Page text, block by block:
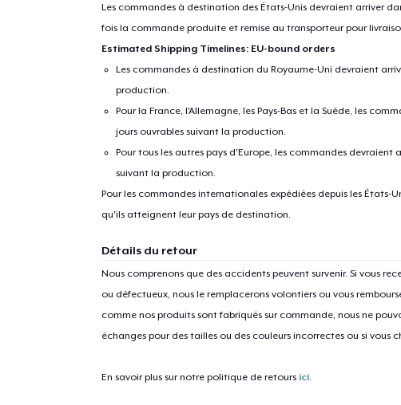
Les commandes à destination des États-Unis devraient arriver
fois la commande produite et remise au transporteur pour
Estimated Shipping Timelines: EU-bound orders
Les commandes à destination du Royaume-Uni devraient
production.
Pour la France, l'Allemagne, les Pays-Bas et la Suède, les
jours ouvrables suivant la production.
Pour tous les autres pays d'Europe, les commandes devraient
suivant la production.
Pour les commandes internationales expédiées depuis les États-
qu'ils atteignent leur pays de destination.
Détails du retour
Nous comprenons que des accidents peuvent survenir. Si vous
ou défectueux, nous le remplacerons volontiers ou vous
comme nos produits sont fabriqués sur commande, nous ne
échanges pour des tailles ou des couleurs incorrectes ou si vous
En savoir plus sur notre politique de retours ici.